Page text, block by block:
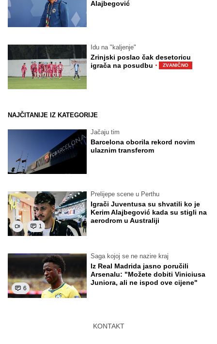
Alajbegović
Idu na "kaljenje"
Zrinjski poslao čak desetoricu
igrača na posudbu · ZVANIČNO
NAJČITANIJE IZ KATEGORIJE
Jačaju tim
Barcelona oborila rekord novim
ulaznim transferom
1
Prelijepe scene u Perthu
Igrači Juventusa su shvatili ko je
Kerim Alajbegović kada su stigli na
aerodrom u Australiji
6
Saga kojoj se ne nazire kraj
Iz Real Madrida jasno poručili
Arsenalu: "Možete dobiti Viniciusa
Juniora, ali ne ispod ove cijene"
KONTAKT